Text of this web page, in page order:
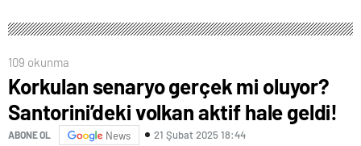
109 okunma
Korkulan senaryo gerçek mi oluyor?
Santorini’deki volkan aktif hale geldi!
ABONE OL News 21 Şubat 2025 18:44